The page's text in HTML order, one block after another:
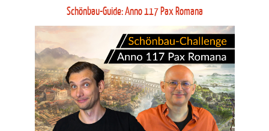
Schönbau-Guide: Anno 117 Pax Romana